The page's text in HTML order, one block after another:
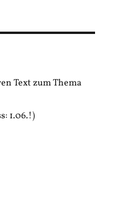
的
理
Text zum Thema
1.06.!)